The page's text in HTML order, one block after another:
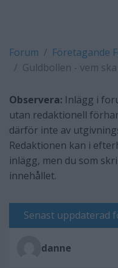
Forum Företagande
Guldbollen - vem
Observera: Inlägg i
utan redaktionell
därför inte av
Redaktionen kan i
inlägg, men du som
innehållet.
Senast uppdaterad
danne